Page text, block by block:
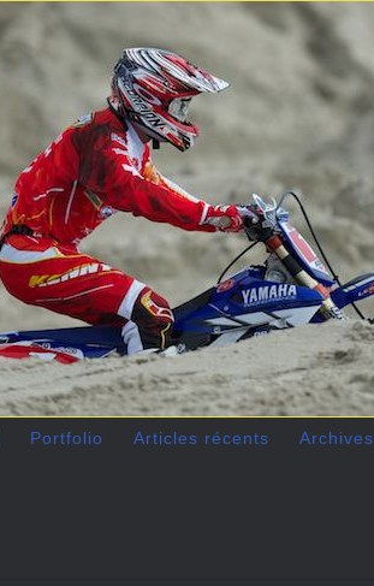
Portfolio Articles récents Archives